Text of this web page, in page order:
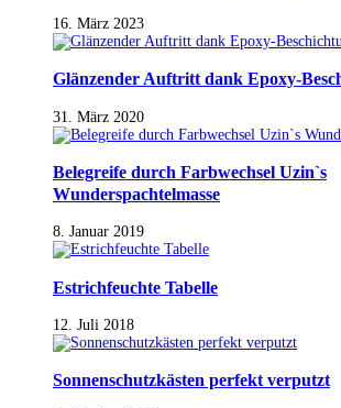
16. März 2023
Glänzender Auftritt dank Epoxy-
31. März 2020
Belegreife durch Farbwechsel Uzin`s
Wunderspachtelmasse
8. Januar 2019
Estrichfeuchte Tabelle
12. Juli 2018
Sonnenschutzkästen perfekt verputzt